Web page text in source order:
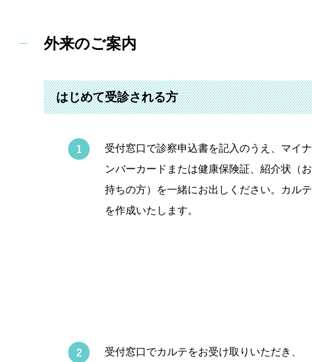
外来のご案内
はじめて受診される方
受付窓口で診察申込書を記入のうえ、マイナ
ンバーカードまたは健康保険証、紹介状（お
持ちの方）を一緒にお出しください。カルテ
を作成いたします。
受付窓口でカルテをお受け取りいただき、